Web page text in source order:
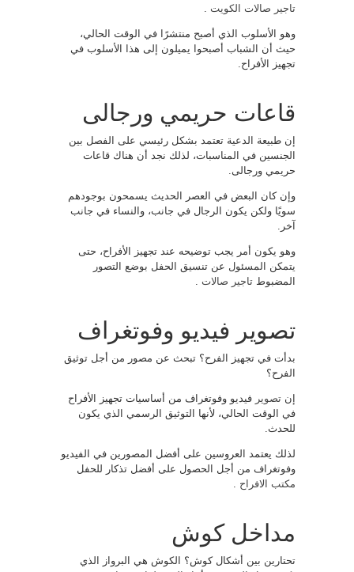
تاجير صالات الكويت
وهو الأسلوب الذي أصبح منتشرًا في الوقت الحالي،
حيث أن الشباب أصبحوا يميلون إلى هذا الأسلوب في
تجهيز الأفراح.
قاعات حريمي ورجالى
إن طبيعة الدعية تعتمد بشكل رئيسي على الفصل بين
الجنسين في المناسبات، لذلك نجد أن هناك قاعات
حريمي ورجالى.
وإن كان البعض في العصر الحديث يسمحون بوجودهم
سويًا ولكن يكون الرجال في جانب، والنساء في جانب
آخر.
وهو يكون أمر يجب توضيحه عند تجهيز الأفراح، حتى
يتمكن المسئول عن تنسيق الحفل بوضع التصور
المضبوط تاجير صالات
تصوير فيديو وفوتغراف
بدأت في تجهيز الفرح؟ تبحث عن مصور من أجل توثيق
الفرح؟
إن تصوير فيديو وفوتغراف من أساسيات تجهيز الأفراح
في الوقت الحالي، لأنها التوثيق الرسمي الذي يكون
للحدث.
لذلك يعتمد العروسين على أفضل المصورين في الفيديو
وفوتغراف من أجل الحصول على أفضل تذكار للحفل
مكتب الافراح
مداخل كوش
تحتارين بين أشكال كوش؟ الكوش هي البرواز الذي